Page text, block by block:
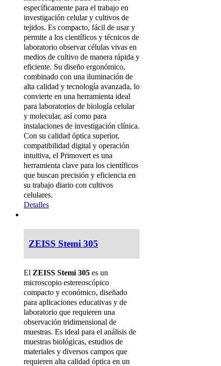
específicamente para el trabajo en
investigación celular y cultivos de
tejidos. Es compacto, fácil de usar y
permite a los científicos y técnicos de
laboratorio observar células vivas en
medios de cultivo de manera rápida y
eficiente. Su diseño ergonómico,
combinado con una iluminación de
alta calidad y tecnología avanzada, lo
convierte en una herramienta ideal
para laboratorios de biología celular
y molecular, así como para
instalaciones de investigación clínica.
Con su calidad óptica superior,
compatibilidad digital y operación
intuitiva, el Primovert es una
herramienta clave para los científicos
que buscan precisión y eficiencia en
su trabajo diario con cultivos
celulares.
Detalles
ZEISS Stemi 305
El ZEISS Stemi 305 es un
microscopio estereoscópico
compacto y económico, diseñado
para aplicaciones educativas y de
laboratorio que requieren una
observación tridimensional de
muestras. Es ideal para el análisis de
muestras biológicas, estudios de
materiales y diversos campos que
requieren alta calidad óptica en un